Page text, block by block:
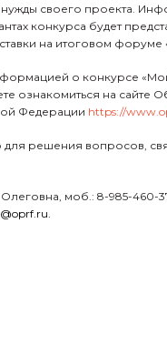
своего проекта.
конкурса будет
на итоговом форуме
о конкурсе
ознакомиться на сайте
Федерации https://
для решения вопросов,
моб.: 8-985-460-